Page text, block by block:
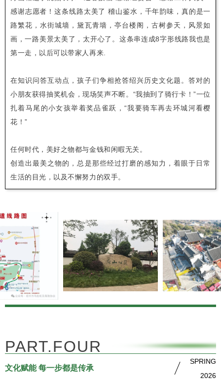
感谢志愿者！这条线路太美了 稽山鉴水，千年韵味，真的是一
路繁花，水街城墙，黛瓦青墙，亭台楼阁，古树参天，风景如
画，一路美景太美了，太开心了。这条串连成8字形线路我也是
第一走，以后可以带家人再来.
在知识问答互动点，孩子们争相抢答绍兴历史文化题。答对的
小朋友获得抽奖机会，现场笑声不断。“我抽到了骑行卡！”一位
扎着马尾的小女孩举着奖品雀跃，“我要骑车再去环城河看樱
花！”
任何时代，美好之物都与金钱和闲暇无关。
创造出最美之物的，总是那些经过打磨的感知力，着眼于日常
生活的目光，以及不懈努力的双手。
PART.FOUR
文化赋能 每一步都是传承
SPRING
2026